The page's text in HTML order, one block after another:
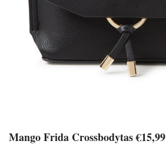
Mango Frida Crossbodytas €15,99